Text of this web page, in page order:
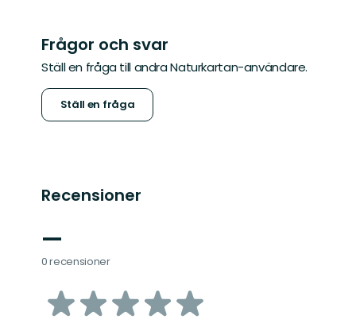
Frågor och svar
Ställ en fråga till andra Naturkartan-användare.
Ställ en fråga
Recensioner
—
0 recensioner
av